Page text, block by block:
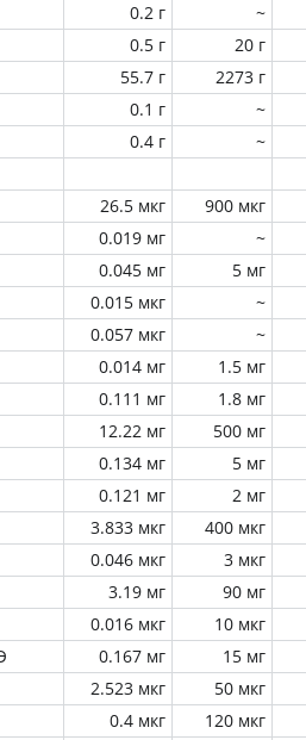
0.2 г
~
0.5 г 20 г
55.7 г 2273 г
0.1 г
~
0.4 г ~
26.5 мкг 900 мкг
0.019 мг
~
0.045 мг 5 мг
0.015 мкг
~
0.057 мкг
~
0.014 мг 1.5 мг
0.111 мг 1.8 мг
12.22 мг 500 мг
0.134 мг 5 мг
0.121 мг 2 мг
3.833 мкг 400 мкг
0.046 мкг 3 мкг
3.19 мг 90 мг
0.016 мкг 10 мкг
0.167 мг 15 мг
2.523 мкг 50 мкг
0.4 мкг 120 мкг